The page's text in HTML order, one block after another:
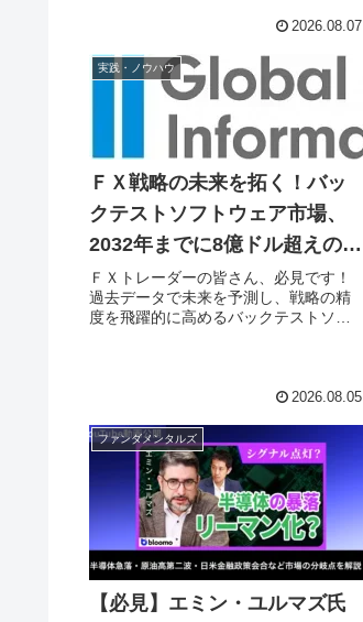
報フローや、バックテストを劇的に進
かりやすく解説します！
2026.08.07
実践・ノウハウ
ＦＸ戦略の未来を拓く！バッ
クテストソフトウェア市場、
2032年までに8億ドル超えの成
長予測！
ＦＸトレーダーの皆さん、必見です！
過去データで未来を予測し、戦略の精
度を飛躍的に高めるバックテストソフ
化するこのツールが、あなたのトレー
お届けします。
2026.08.05
ファンダメンタルズ
【必見】エミン・ユルマズ氏